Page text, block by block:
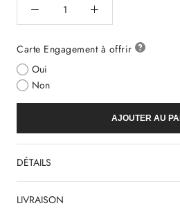
Carte Engagement à offrir
Oui
Non
AJOUTER AU
DÉTAILS
LIVRAISON